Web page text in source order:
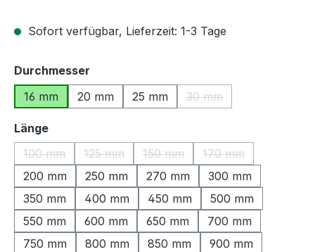
Sofort verfügbar, Lieferzeit: 1-3 Tage
Durchmesser
16 mm
20 mm 25 mm 30 mm
(Diese Option ist
Längeauswählen
100 mm
(Diese Option ist zurzeit nicht verfügbar.)
125 mm
(Diese Option ist zurzeit nicht verfügbar.)
150 mm
(Diese Option ist zurzeit nicht
170 mm
(Diese Option ist
200 mm 250 mm 270 mm
300 mm
350 mm
400 mm 450 mm
500 mm
550 mm
600 mm 650 mm
700 mm
750 mm
800 mm 850 mm
900 mm